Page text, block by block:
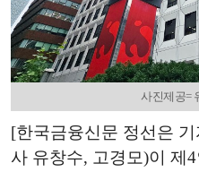
사진제공=
[한국금융신문 정선은
사 유창수, 고경모)이 제